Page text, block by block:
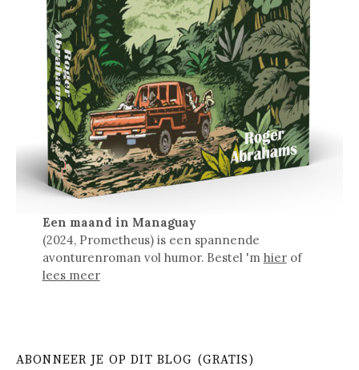
Een maand in Managuay
(2024, Prometheus) is een spannende
avonturenroman vol humor. Bestel 'm hierof
lees meer
ABONNEER JE OP DIT BLOG (GRATIS)